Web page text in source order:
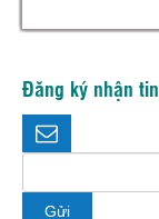
Đăng ký nhận tin